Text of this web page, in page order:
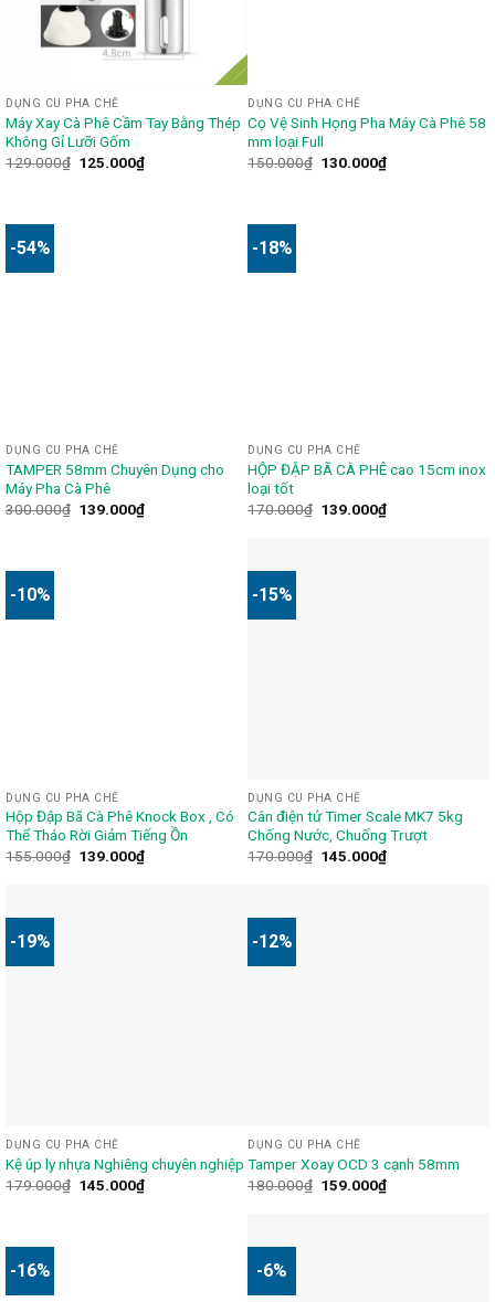
DỤNG CU PHA CHẾ
Máy Xay Cà Phê Cầm Tay Bằng Thép
Không Gỉ Lưỡi Gốm
129.000₫ 125.000₫
DỤNG CU PHA CHẾ
Cọ Vệ Sinh Họng Pha Máy Cà Phê 58
mm loại Full
150.000₫ 130.000₫
-54%
DỤNG CU PHA CHẾ
TAMPER 58mm Chuyên Dụng cho
Máy Pha Cà Phê
300.000₫ 139.000₫
-18%
DỤNG CU PHA CHẾ
HỘP ĐẬP BÃ CÀ PHÊ cao 15cm inox
loại tốt
170.000₫ 139.000₫
-10%
DỤNG CU PHA CHẾ
Hộp Đập Bã Cà Phê Knock Box , Có
Thể Tháo Rời Giảm Tiếng Ồn
155.000₫ 139.000₫
-15%
DỤNG CU PHA CHẾ
Cân điện tử Timer Scale MK7 5kg
Chống Nước, Chuống Trượt
170.000₫ 145.000₫
-19%
DỤNG CU PHA CHẾ
Kệ úp ly nhựa Nghiêng chuyên nghiệp
179.000₫ 145.000₫
-12%
DỤNG CU PHA CHẾ
Tamper Xoay OCD 3 cạnh 58mm
180.000₫ 159.000₫
-16% -6%